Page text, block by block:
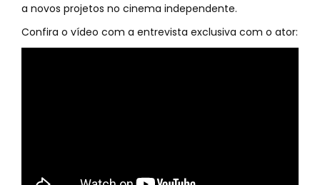
a novos projetos no cinema independente.
Confira o vídeo com a entrevista exclusiva com o ator: